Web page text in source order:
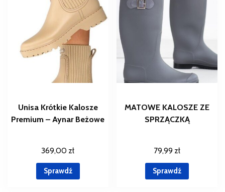
Unisa Krótkie Kalosze
Premium – Aynar Beżowe
369,00 zł
Sprawdź
MATOWE KALOSZE ZE
SPRZĄCZKĄ
79,99 zł
Sprawdź